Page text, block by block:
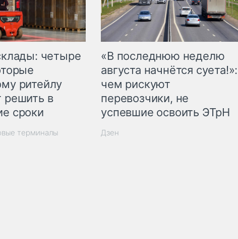
четыре
ритейлу
решить в
сроки
терминалы
«В последнюю неделю
августа начнётся суета!»:
чем рискуют
перевозчики, не
успевшие освоить ЭТрН
Дзен